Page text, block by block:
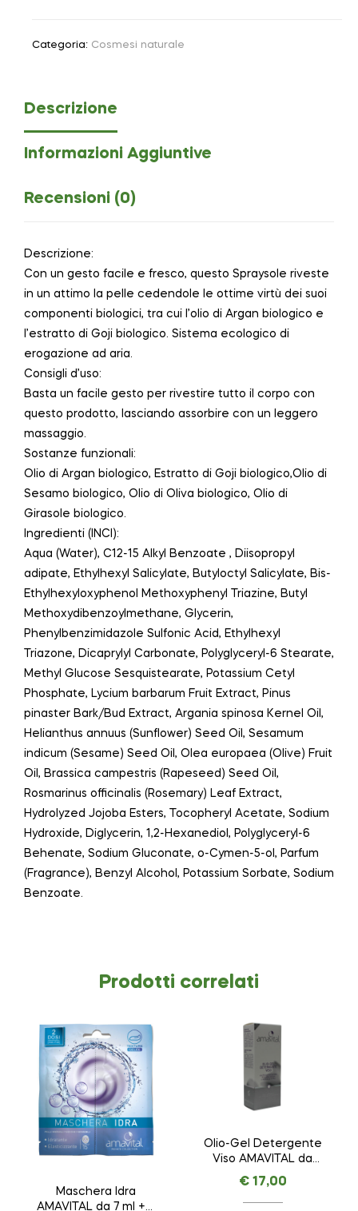
Categoria: Cosmesi naturale
Descrizione
Informazioni Aggiuntive
Recensioni (0)
Descrizione:
Con un gesto facile e fresco, questo Spraysole riveste
in un attimo la pelle cedendole le ottime virtù dei suoi
componenti biologici, tra cui l’olio di Argan biologico e
l’estratto di Goji biologico. Sistema ecologico di
erogazione ad aria.
Consigli d’uso:
Basta un facile gesto per rivestire tutto il corpo con
questo prodotto, lasciando assorbire con un leggero
massaggio.
Sostanze funzionali:
Olio di Argan biologico, Estratto di Goji biologico,Olio di
Sesamo biologico, Olio di Oliva biologico, Olio di
Girasole biologico.
Ingredienti (INCI):
Aqua (Water), C12-15 Alkyl Benzoate , Diisopropyl
adipate, Ethylhexyl Salicylate, Butyloctyl Salicylate, Bis-
Ethylhexyloxyphenol Methoxyphenyl Triazine, Butyl
Methoxydibenzoylmethane, Glycerin,
Phenylbenzimidazole Sulfonic Acid, Ethylhexyl
Triazone, Dicaprylyl Carbonate, Polyglyceryl-6 Stearate,
Methyl Glucose Sesquistearate, Potassium Cetyl
Phosphate, Lycium barbarum Fruit Extract, Pinus
pinaster Bark/Bud Extract, Argania spinosa Kernel Oil,
Helianthus annuus (Sunflower) Seed Oil, Sesamum
indicum (Sesame) Seed Oil, Olea europaea (Olive) Fruit
Oil, Brassica campestris (Rapeseed) Seed Oil,
Rosmarinus officinalis (Rosemary) Leaf Extract,
Hydrolyzed Jojoba Esters, Tocopheryl Acetate, Sodium
Hydroxide, Diglycerin, 1,2-Hexanediol, Polyglyceryl-6
Behenate, Sodium Gluconate, o-Cymen-5-ol, Parfum
(Fragrance), Benzyl Alcohol, Potassium Sorbate, Sodium
Benzoate.
Prodotti correlati
Maschera Idra
AMAVITAL da 7 ml + 7
Olio-Gel Detergente
Viso AMAVITAL da
100 ml
€17,00